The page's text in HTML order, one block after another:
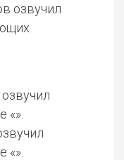
озвучил
«».
«».